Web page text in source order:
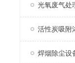
光氧废气处
活性炭吸附
焊烟除尘设